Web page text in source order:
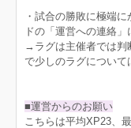
・試合の勝敗に極端
ドの「運営への連絡
→ラグは主催者では判
で少しのラグについて
■運営からのお願い
こちらは平均XP23、